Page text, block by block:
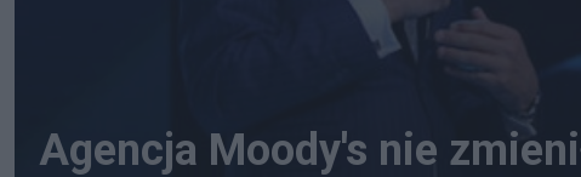
Agencja Moody's nie